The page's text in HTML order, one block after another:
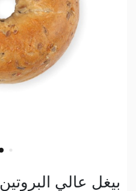
بيغل عالي البروتين 120غ